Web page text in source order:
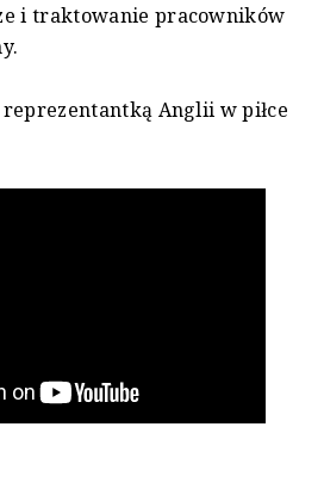
i traktowanie pracowników
reprezentantką Anglii w piłce